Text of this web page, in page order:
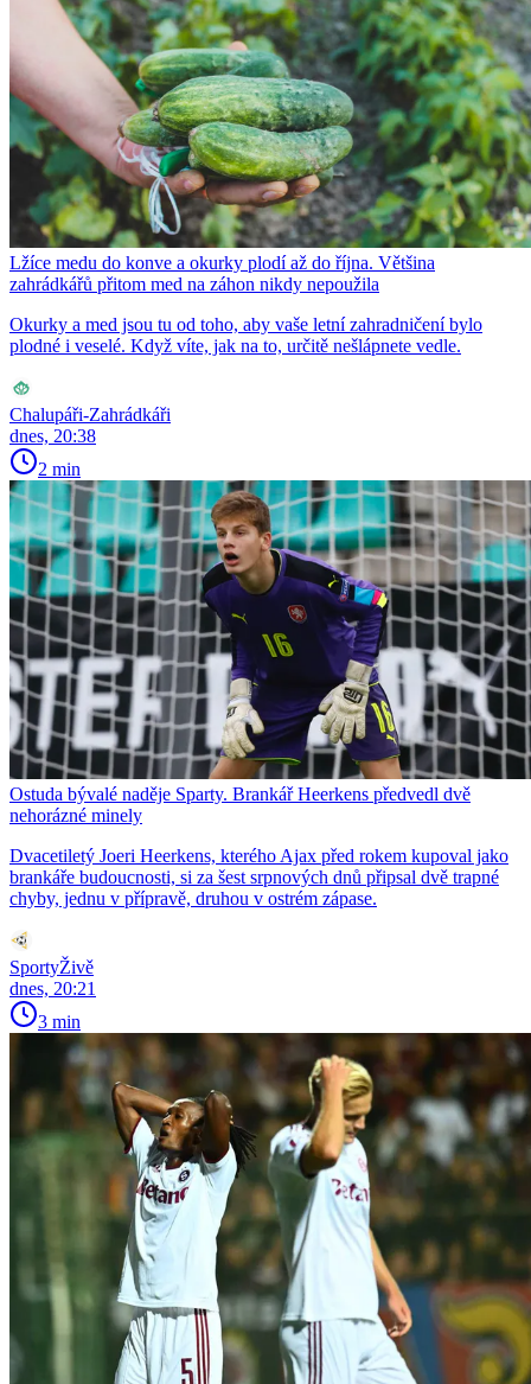
Lžíce medu do konve a okurky plodí až do října. Většina
zahrádkářů přitom med na záhon nikdy nepoužila
Okurky a med jsou tu od toho, aby vaše letní zahradničení bylo
plodné i veselé. Když víte, jak na to, určitě nešlápnete vedle.
Chalupáři-Zahrádkáři
dnes, 20:38
2 min
Ostuda bývalé naděje Sparty. Brankář Heerkens předvedl dvě
nehorázné minely
Dvacetiletý Joeri Heerkens, kterého Ajax před rokem kupoval jako
brankáře budoucnosti, si za šest srpnových dnů připsal dvě trapné
chyby, jednu v přípravě, druhou v ostrém zápase.
SportyŽivě
dnes, 20:21
3 min